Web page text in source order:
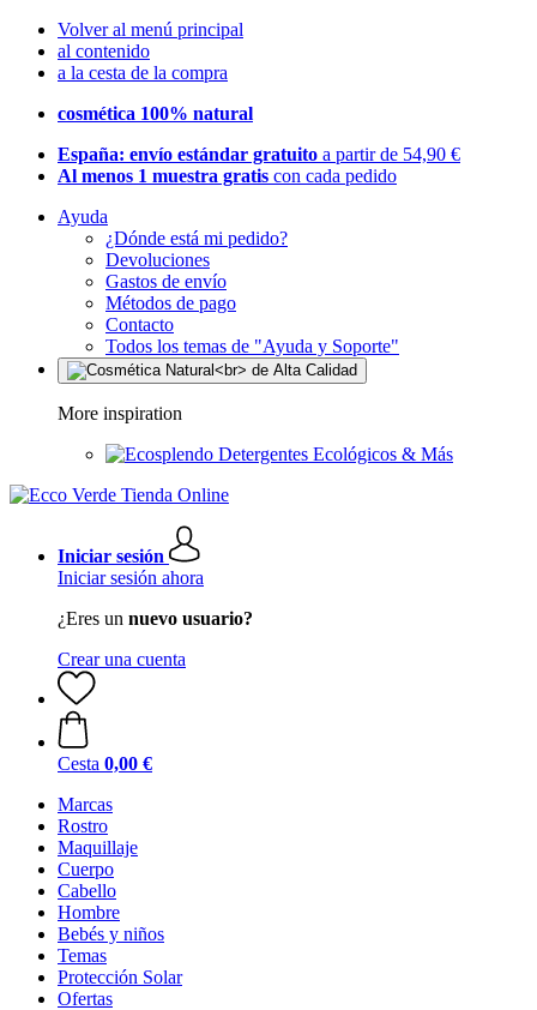
Volver al menú principal
al contenido
a la cesta de la compra
cosmética 100% natural
España: envío estándar gratuito a partir de 54,90 €
Al menos 1 muestra gratis con cada pedido
Ayuda
¿Dónde está mi pedido?
Devoluciones
Gastos de envío
Métodos de pago
Contacto
Todos los temas de "Ayuda y Soporte"
More inspiration
Detergentes Ecológicos & Más
Iniciar sesión
Iniciar sesión ahora
¿Eres un nuevo usuario?
Crear una cuenta
Cesta 0,00 €
Marcas
Rostro
Maquillaje
Cuerpo
Cabello
Hombre
Bebés y niños
Temas
Protección Solar
Ofertas